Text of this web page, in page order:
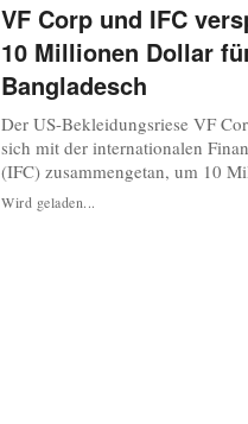
VF Corp und IFC
10 Millionen Dollar
Bangladesch
Der US-Bekleidungsriese VF
sich mit der internationalen
(IFC) zusammengetan, um 10
Dollar für die Verbesserung von
und Sicherheitsstandards der
Wird geladen...